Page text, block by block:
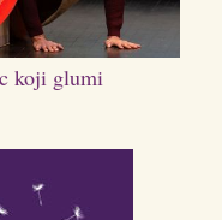
koji glumi